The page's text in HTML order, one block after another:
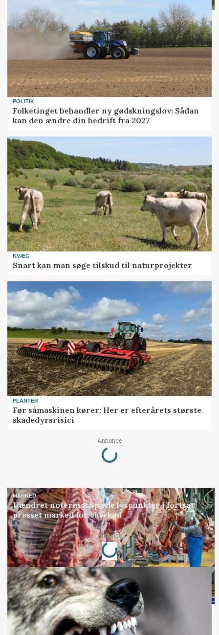
POLITIK
Folketinget behandler ny gødskningslov: Sådan
kan den ændre din bedrift fra 2027
KVÆG
Snart kan man søge tilskud til naturprojekter
PLANTER
Før såmaskinen kører: Her er efterårets største
skadedyrsrisici
Annonce
Loading...
MARKED
Uændret notering: Spæde lyspunkter i fortsat
presset marked for oksekød
Annonce
Loading...